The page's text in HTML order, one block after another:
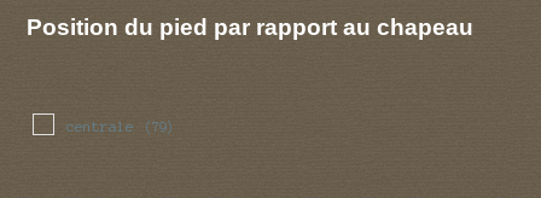
Position du pied par rapport au chapeau
centrale (79)